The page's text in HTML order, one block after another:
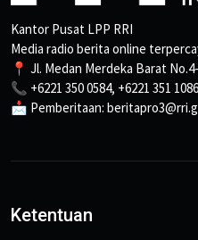
Kantor Pusat LPP RRI
Media radio berita online
📍 Jl. Medan Merdeka Barat
📞 +6221 350 0584, +6221 351 1086
📩 Pemberitaan:
Ketentuan